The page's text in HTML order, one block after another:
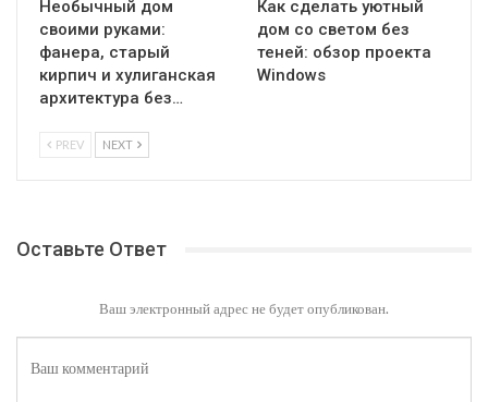
Необычный дом
своими руками:
фанера, старый
кирпич и хулиганская
архитектура без…
Как сделать уютный
дом со светом без
теней: обзор проекта
Windows
PREV NEXT
Оставьте Ответ
Ваш электронный адрес не будет опубликован.